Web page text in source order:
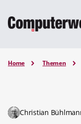
Home Themen
Christian